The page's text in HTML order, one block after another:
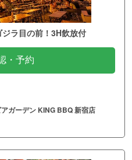
ラ目の前！3H飲放付
・予約
ガーデン KING BBQ 新宿店